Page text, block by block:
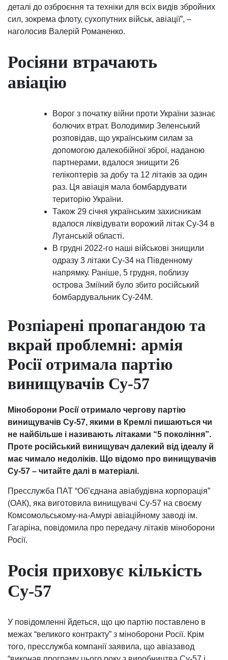
деталі до озброєння та техніки для всіх видів збройних
сил, зокрема флоту, сухопутних військ, авіації”, –
наголосив Валерій Романенко.
Росіяни втрачають
авіацію
Ворог з початку війни проти України зазнає
болючих втрат. Володимир Зеленський
розповідав, що українським силам за
допомогою далекобійної зброї, наданою
партнерами, вдалося знищити 26
гелікоптерів за добу та 12 літаків за один
раз. Ця авіація мала бомбардувати
територію України.
Також 29 січня українським захисникам
вдалося ліквідувати ворожий літак Су-34 в
Луганській області.
В грудні 2022-го наші військові знищили
одразу 3 літаки Су-34 на Південному
напрямку. Раніше, 5 грудня, поблизу
острова Зміїний було збито російський
бомбардувальник Су-24М.
Розпіарені пропагандою та
вкрай проблемні: армія
Росії отримала партію
винищувачів Су-57
Міноборони Росії отримало чергову партію
винищувачів Су-57, якими в Кремлі пишаються чи
не найбільше і називають літаками “5 покоління”.
Проте російський винищувач далекий від ідеалу й
має чимало недоліків. Що відомо про винищувачів
Су-57 – читайте далі в матеріалі.
Пресслужба ПАТ “Об’єднана авіабудівна корпорація”
(ОАК), яка виготовила винищувачі Су-57 на своєму
Комсомольському-на-Амурі авіаційному заводі ім.
Гагаріна, повідомила про передачу літаків міноборони
Росії.
Росія приховує кількість
Су-57
У повідомленні йдеться, що цю партію поставлено в
межах “великого контракту” з міноборони Росії. Крім
того, пресслужба компанії заявила, що авіазавод